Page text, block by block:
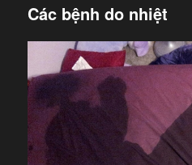
Các bệnh do nhiệt